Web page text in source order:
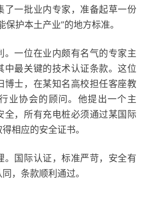
了一批业内专家，准备起草一份
保护本土产业”的地方标准。
一位在业内颇有名气的专家主
中最关键的技术认证条款。这位
博士，在某知名高校担任客座教
业协会的顾问。他提出一个主
全，所有充电桩必须通过某国际
相应的安全证书。
国际认证，标准严苛，安全有
，条款顺利通过。